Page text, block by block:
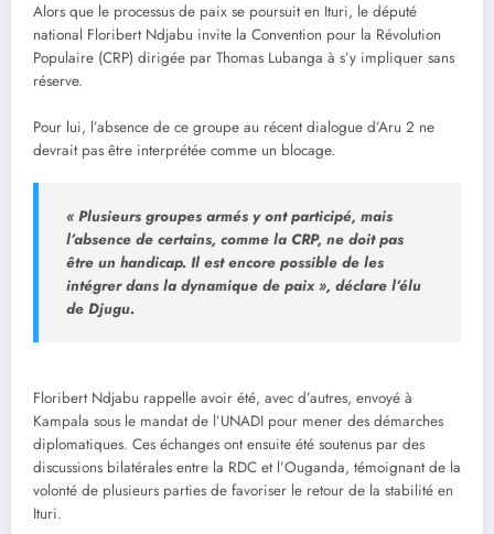
Alors que le processus de paix se poursuit en Ituri, le député
national Floribert Ndjabu invite la Convention pour la Révolution
Populaire (CRP) dirigée par Thomas Lubanga à s’y impliquer sans
réserve.
Pour lui, l’absence de ce groupe au récent dialogue d’Aru 2 ne
devrait pas être interprétée comme un blocage.
« Plusieurs groupes armés y ont participé, mais
l’absence de certains, comme la CRP, ne doit pas
être un handicap. Il est encore possible de les
intégrer dans la dynamique de paix », déclare l’élu
de Djugu.
Floribert Ndjabu rappelle avoir été, avec d’autres, envoyé à
Kampala sous le mandat de l’UNADI pour mener des démarches
diplomatiques. Ces échanges ont ensuite été soutenus par des
discussions bilatérales entre la RDC et l’Ouganda, témoignant de la
volonté de plusieurs parties de favoriser le retour de la stabilité en
Ituri.